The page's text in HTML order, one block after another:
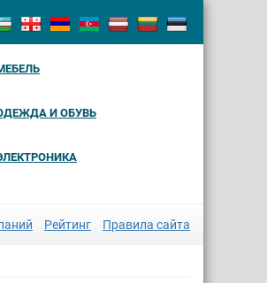
И ОБУВЬ
Рейтинг Правила сайта